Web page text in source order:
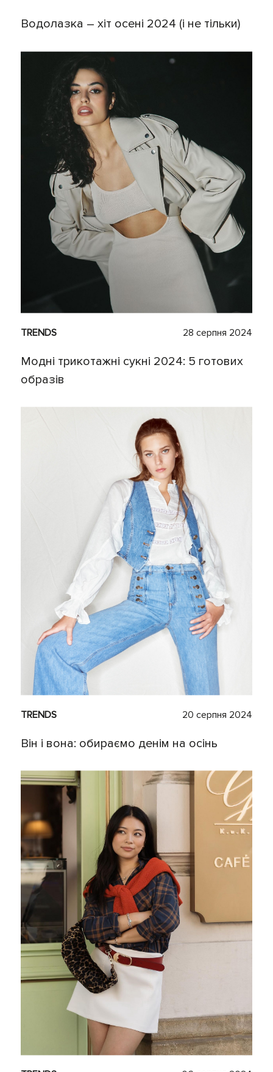
Водолазка – хіт осені 2024 (і не тільки)
TRENDS 28 серпня 2024
Модні трикотажні сукні 2024: 5 готових
образів
TRENDS 20 серпня 2024
Він і вона: обираємо денім на осінь